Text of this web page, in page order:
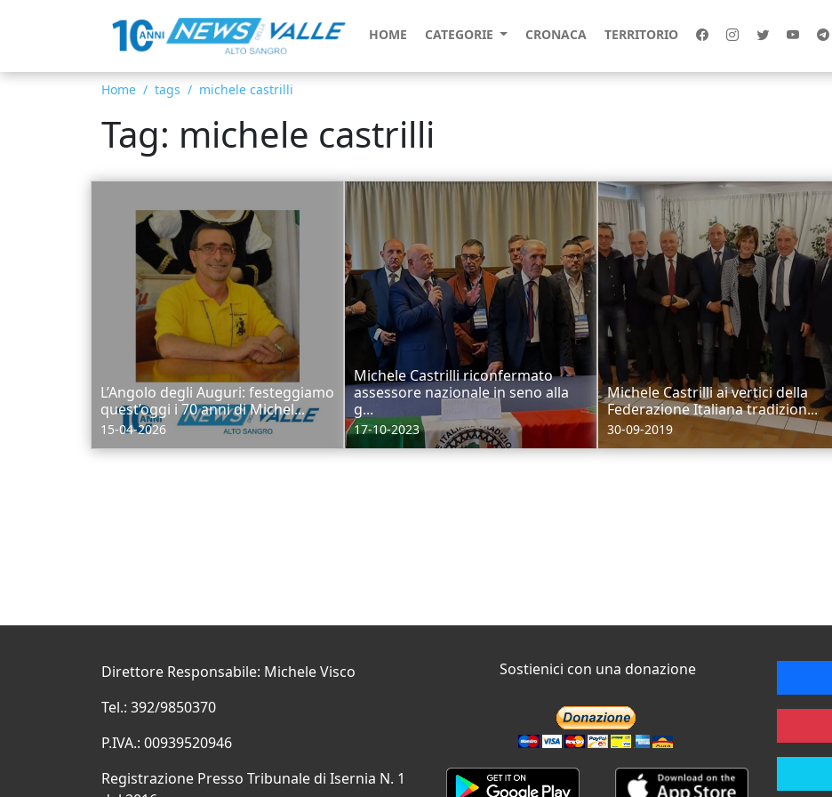
HOME CATEGORIE CRONACA TERRITORIO
Home tags michele castrilli
Tag: michele castrilli
L’Angolo degli Auguri: festeggiamo
quest’oggi i 70 anni di Michel...
15-04-2026
Michele Castrilli riconfermato
assessore nazionale in seno alla
g...
17-10-2023
Michele Castrilli ai vertici della
Federazione Italiana tradizion...
30-09-2019
Direttore Responsabile: Michele Visco
Tel.: 392/9850370
P.IVA.: 00939520946
Registrazione Presso Tribunale di Isernia N. 1
Sostienici con una donazione